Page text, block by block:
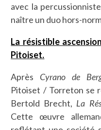
avec la
naître un duo hors-
La résistible
Pitoiset.
Après Cyrano de
Pitoiset / Torreton se
Bertold Brecht, La
Cette œuvre